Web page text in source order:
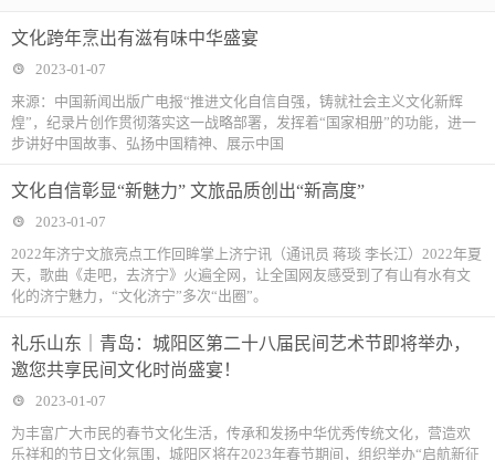
文化跨年烹出有滋有味中华盛宴
2023-01-07
来源：中国新闻出版广电报“推进文化自信自强，铸就社会主义文化新辉
煌”，纪录片创作贯彻落实这一战略部署，发挥着“国家相册”的功能，进一
步讲好中国故事、弘扬中国精神、展示中国
文化自信彰显“新魅力” 文旅品质创出“新高度”
2023-01-07
2022年济宁文旅亮点工作回眸掌上济宁讯（通讯员 蒋琰 李长江）2022年夏
天，歌曲《走吧，去济宁》火遍全网，让全国网友感受到了有山有水有文
化的济宁魅力，“文化济宁”多次“出圈”。
礼乐山东｜青岛：城阳区第二十八届民间艺术节即将举办，
邀您共享民间文化时尚盛宴！
2023-01-07
为丰富广大市民的春节文化生活，传承和发扬中华优秀传统文化，营造欢
乐祥和的节日文化氛围，城阳区将在2023年春节期间，组织举办“启航新征